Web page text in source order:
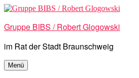
Zum
springen
Gruppe BIBS / Robert Glogowski
im Rat der Stadt Braunschweig
Menü